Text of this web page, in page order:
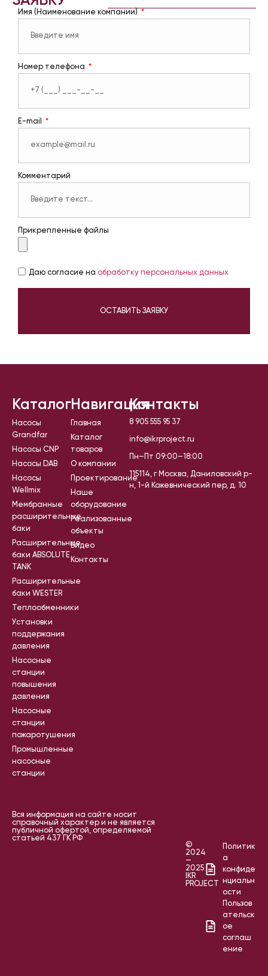
Имя (Наименование компании)
Номер телефона
E-mail
Комментарий
Прикрепленные файлы
Даю согласие на обработку персональных данных
ОСТАВИТЬ ЗАЯВКУ
Каталог
Насосы
Grandfar
Насосы CNP
Насосы DAB
Насосы
Wellmix
Мембранные
расширительные
баки
Расширительные
баки ABSOLUTE
TANK
Расширительные
баки WESTER
Теплообменники
Установки
поддержания
давления
Насосные
станции
повышения
давления
Насосные
станции
пожаротушения
Промышленные
насосные
станции
Навигация
Главная
Каталог
товаров
О компании
Проектирование
Наше
оборудование
Реализованные
объекты
Видео
Контакты
Контакты
8 905 555 95 37
info@ikrproject.ru
Пн–Пт 09:00–18:00
115114, г Москва, Даниловский р-
н, 1-й Кожевнический пер, д. 10
Вся информация на сайте носит
справочный характер и не является
публичной офертой, определяемой
статьей 437 ГК РФ
©
2024
—
2025
IKR
PROJECT
Политик
а
конфиде
нциальн
ости
Пользов
ательск
ое
соглаш
ение